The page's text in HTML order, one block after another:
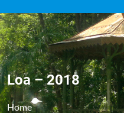
Loa – 2018
Home